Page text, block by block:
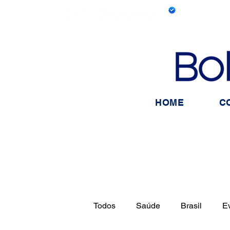
Todos Saúde Brasil
HOME